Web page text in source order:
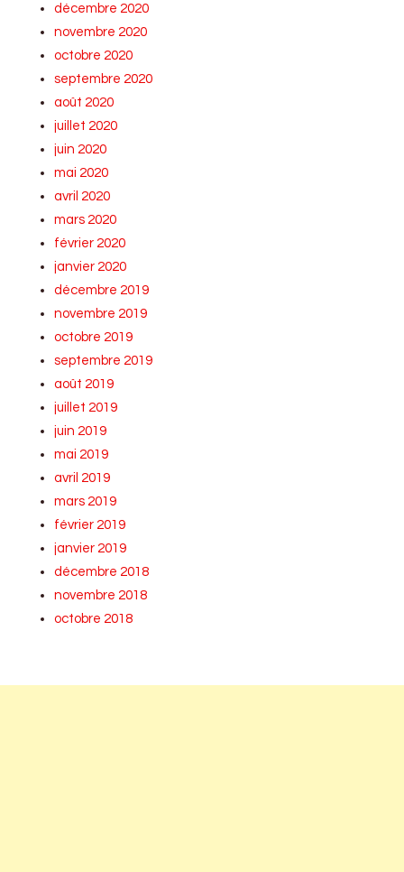
décembre 2020
novembre 2020
octobre 2020
septembre 2020
août 2020
juillet 2020
juin 2020
mai 2020
avril 2020
mars 2020
février 2020
janvier 2020
décembre 2019
novembre 2019
octobre 2019
septembre 2019
août 2019
juillet 2019
juin 2019
mai 2019
avril 2019
mars 2019
février 2019
janvier 2019
décembre 2018
novembre 2018
octobre 2018